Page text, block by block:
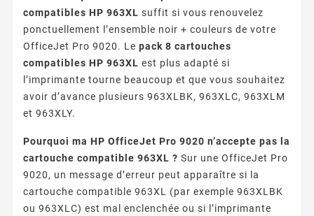
compatibles HP 963XL suffit si vous renouvelez
ponctuellement l’ensemble noir + couleurs de votre
OfficeJet Pro 9020. Le pack 8 cartouches
compatibles HP 963XL est plus adapté si
l’imprimante tourne beaucoup et que vous souhaitez
avoir d’avance plusieurs 963XLBK, 963XLC, 963XLM
et 963XLY.
Pourquoi ma HP OfficeJet Pro 9020 n’accepte pas la
cartouche compatible 963XL ? Sur une OfficeJet Pro
9020, un message d’erreur peut apparaître si la
cartouche compatible 963XL (par exemple 963XLBK
ou 963XLC) est mal enclenchée ou si l’imprimante